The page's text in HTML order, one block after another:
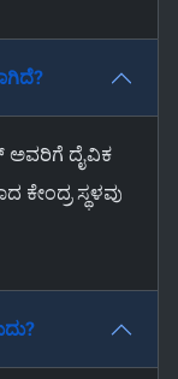
ಅವರಿಗೆ ದೈವಿಕ
ಕೇಂದ್ರ ಸ್ಥಳವು